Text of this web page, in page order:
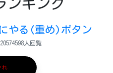
キング
やる(重め)ボタン
20574598人回覧
れ